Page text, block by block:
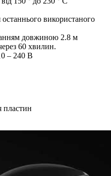
використаного
довжиною 2.8 м
60 хвилин.
– 240 В
пластин